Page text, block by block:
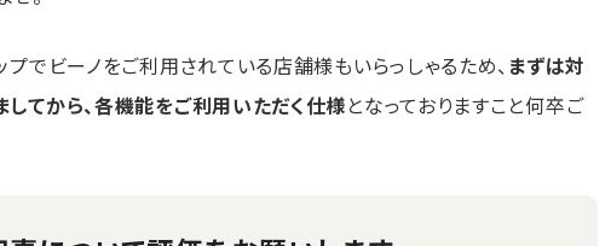
プでビーノをご利用されている店舗様もいらっしゃるため、 まずは対
てから、各機能をご利用いただく仕様となっておりますこと何卒ご